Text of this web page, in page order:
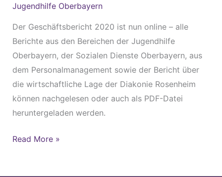
Jugendhilfe Oberbayern
Der Geschäftsbericht 2020 ist nun online – alle
Berichte aus den Bereichen der Jugendhilfe
Oberbayern, der Sozialen Dienste Oberbayern, aus
dem Personalmanagement sowie der Bericht über
die wirtschaftliche Lage der Diakonie Rosenheim
können nachgelesen oder auch als PDF-Datei
heruntergeladen werden.
ist
Read More »